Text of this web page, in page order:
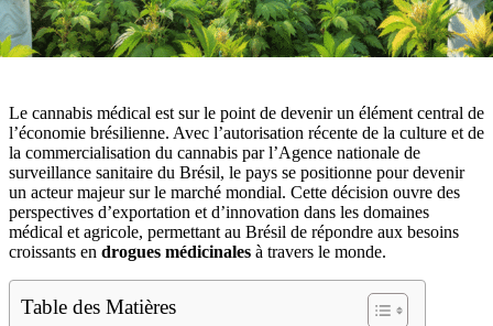
Le cannabis médical est sur le point de devenir un élément central de
l’économie brésilienne. Avec l’autorisation récente de la culture et de
la commercialisation du cannabis par l’Agence nationale de
surveillance sanitaire du Brésil, le pays se positionne pour devenir
un acteur majeur sur le marché mondial. Cette décision ouvre des
perspectives d’exportation et d’innovation dans les domaines
médical et agricole, permettant au Brésil de répondre aux besoins
croissants en drogues médicinales à travers le monde.
Table des Matières